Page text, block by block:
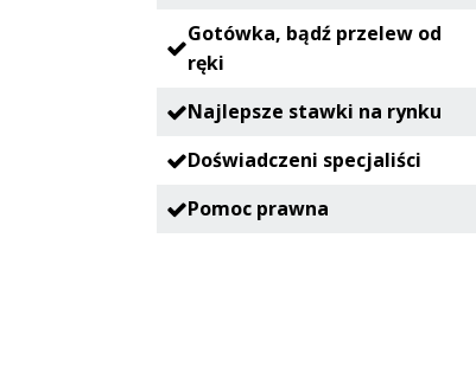
Gotówka, bądź przelew od
ręki
Najlepsze stawki na rynku
Doświadczeni specjaliści
Pomoc prawna